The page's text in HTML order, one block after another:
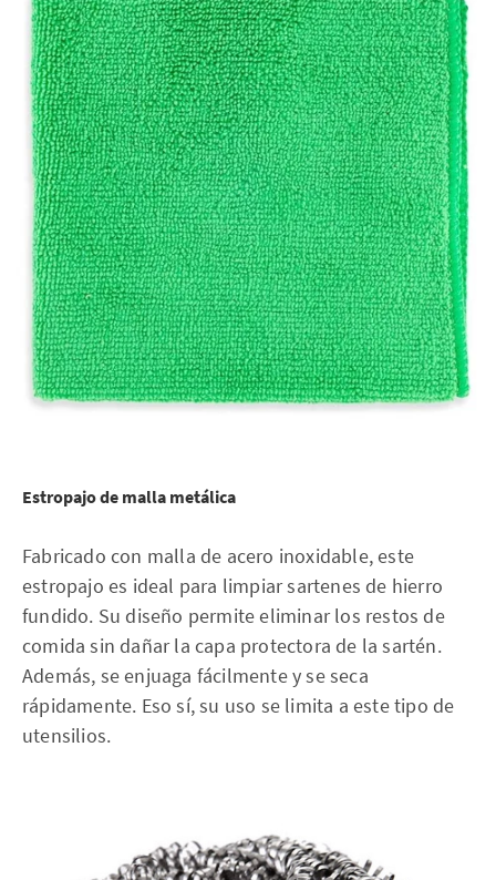
Estropajo de malla metálica
Fabricado con malla de acero inoxidable, este
estropajo es ideal para limpiar sartenes de hierro
fundido. Su diseño permite eliminar los restos de
comida sin dañar la capa protectora de la sartén.
Además, se enjuaga fácilmente y se seca
rápidamente. Eso sí, su uso se limita a este tipo de
utensilios.